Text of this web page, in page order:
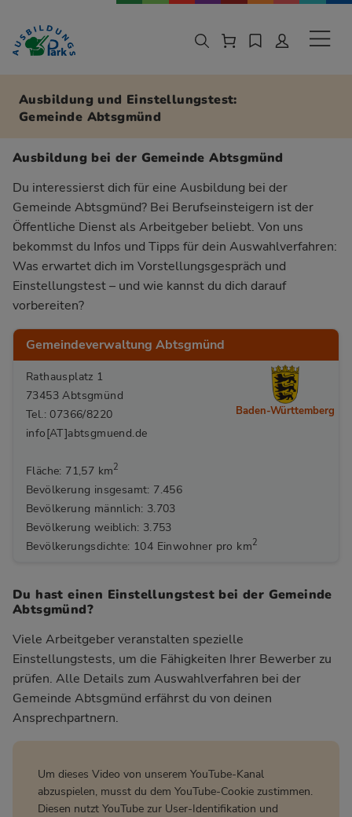
Zur Navigation springen
Zu den Hauptinhalten springen
Ausbildung und Einstellungstest:
Gemeinde Abtsgmünd
Ausbildung bei der Gemeinde Abtsgmünd
Du interessierst dich für eine Ausbildung bei der
Gemeinde Abtsgmünd? Bei Berufseinsteigern ist der
Öffentliche Dienst als Arbeitgeber beliebt. Von uns
bekommst du Infos und Tipps für dein Auswahlverfahren:
Was erwartet dich im Vorstellungsgespräch und
Einstellungstest – und wie kannst du dich darauf
vorbereiten?
Gemeindeverwaltung Abtsgmünd
Rathausplatz 1
73453 Abtsgmünd
Tel.: 07366/8220
info[AT]abtsgmuend.de
Fläche: 71,57 km2
Bevölkerung insgesamt: 7.456
Bevölkerung männlich: 3.703
Bevölkerung weiblich: 3.753
Bevölkerungsdichte: 104 Einwohner pro km2
Baden-Württemberg
Du hast einen Einstellungstest bei der Gemeinde
Abtsgmünd?
Viele Arbeitgeber veranstalten spezielle
Einstellungstests, um die Fähigkeiten Ihrer Bewerber zu
prüfen. Alle Details zum Auswahlverfahren bei der
Gemeinde Abtsgmünd erfährst du von deinen
Ansprechpartnern.
Um dieses Video von unserem YouTube-Kanal
abzuspielen, musst du dem YouTube-Cookie zustimmen.
Diesen nutzt YouTube zur User-Identifikation und